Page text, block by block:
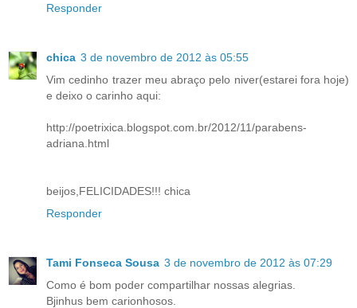
Responder
chica 3 de novembro de 2012 às 05:55
Vim cedinho trazer meu abraço pelo niver(estarei fora hoje)
e deixo o carinho aqui:
http://poetrixica.blogspot.com.br/2012/11/parabens-
adriana.html
beijos,FELICIDADES!!! chica
Responder
Tami Fonseca Sousa 3 de novembro de 2012 às 07:29
Como é bom poder compartilhar nossas alegrias.
Bjinhus bem carionhosos.